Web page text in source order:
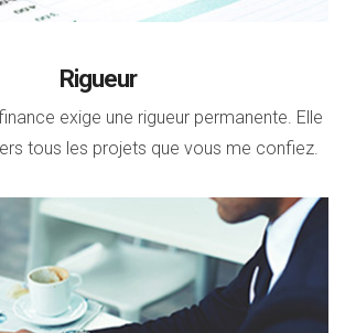
Rigueur
exige une rigueur permanente. Elle
tous les projets que vous me confiez.